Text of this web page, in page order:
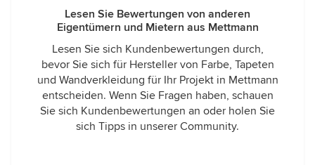
Lesen Sie Bewertungen von anderen
Eigentümern und Mietern aus Mettmann
Lesen Sie sich Kundenbewertungen durch,
bevor Sie sich für Hersteller von Farbe, Tapeten
und Wandverkleidung für Ihr Projekt in Mettmann
entscheiden. Wenn Sie Fragen haben, schauen
Sie sich Kundenbewertungen an oder holen Sie
sich Tipps in unserer Community.